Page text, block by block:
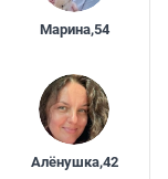
Марина,54
Алёнушка,42